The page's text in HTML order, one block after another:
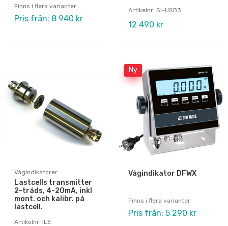
Finns i flera varianter
Pris från: 8 940 kr
Artikelnr: SI-USB3
12 490 kr
Vågindikatorer
Lastcells transmitter
2-tråds, 4-20mA, inkl
mont. och kalibr. på
lastcell.
Artikelnr: ILE
Ny
Vågindikator DFWX
Finns i flera varianter
Pris från: 5 290 kr